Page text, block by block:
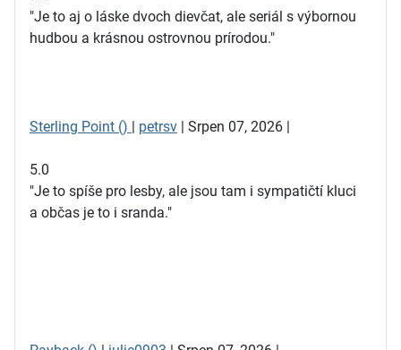
"Je to aj o láske dvoch dievčat, ale seriál s výbornou
hudbou a krásnou ostrovnou prírodou."
Sterling Point () | petrsv | Srpen 07, 2026 |
5.0
"Je to spíše pro lesby, ale jsou tam i sympatičtí kluci
a občas je to i sranda."